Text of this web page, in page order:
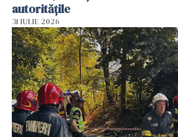
autoritățile
31 IULIE 2026